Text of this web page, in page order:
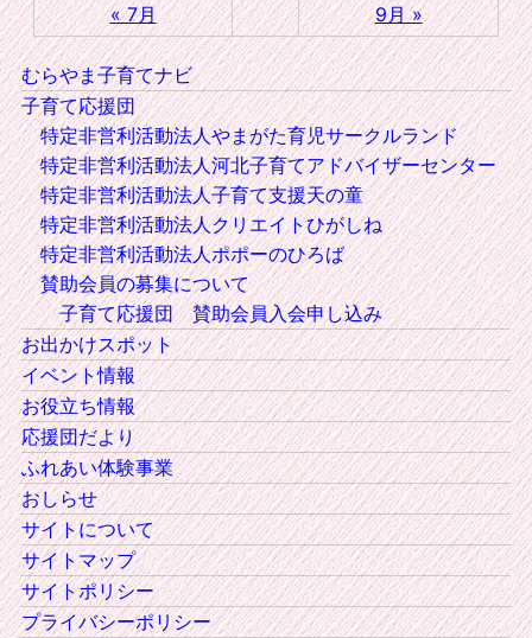
« 7月
9月 »
むらやま子育てナビ
子育て応援団
特定非営利活動法人やまがた育児サークルランド
特定非営利活動法人河北子育てアドバイザーセンター
特定非営利活動法人子育て支援天の童
特定非営利活動法人クリエイトひがしね
特定非営利活動法人ポポーのひろば
賛助会員の募集について
子育て応援団 賛助会員入会申し込み
お出かけスポット
イベント情報
お役立ち情報
応援団だより
ふれあい体験事業
おしらせ
サイトについて
サイトマップ
サイトポリシー
プライバシーポリシー